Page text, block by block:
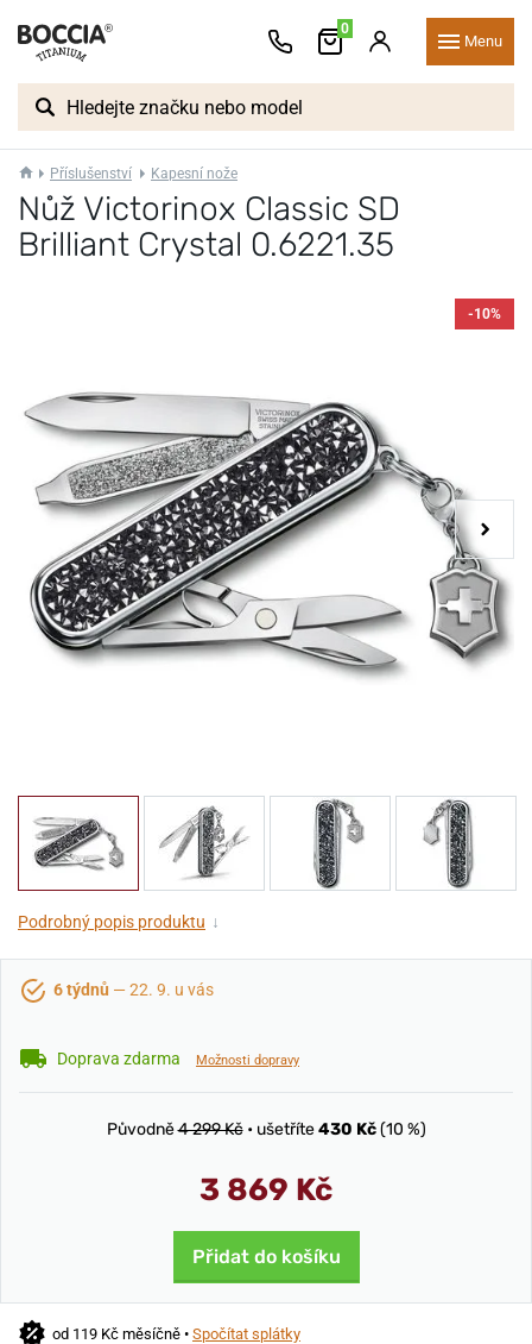
0
Menu
Příslušenství Kapesní nože
Nůž Victorinox Classic SD
Brilliant Crystal 0.6221.35
-10%
Podrobný popis produktu ↓
6 týdnů — 22. 9. u vás
Doprava zdarma Možnosti dopravy
Původně4 299 Kč • ušetříte430 Kč(10 %)
3 869 Kč
Přidat do košíku
od 119 Kč měsíčně • Spočítat splátky